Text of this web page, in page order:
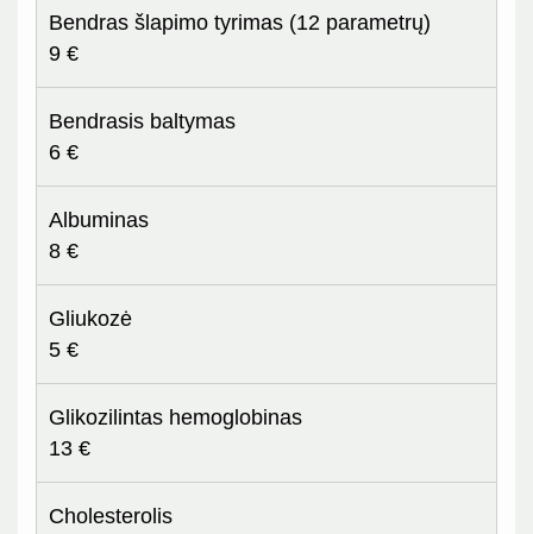
Bendras šlapimo tyrimas (12 parametrų)
9 €
Bendrasis baltymas
6 €
Albuminas
8 €
Gliukozė
5 €
Glikozilintas hemoglobinas
13 €
Cholesterolis